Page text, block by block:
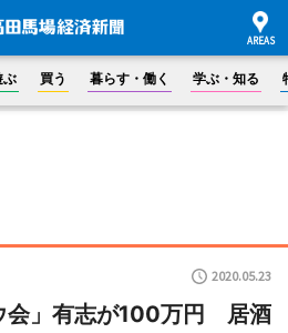
ぶ 買う 暮らす・働く 学ぶ・知る
2020.05.23
会」有志が100万円 居酒